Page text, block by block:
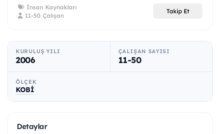
İnsan Kaynakları
11-50 Çalışan
Takip Et
KURULUŞ YILI
2006
ÇALIŞAN SAYISI
11-50
ÖLÇEK
KOBİ
Detaylar